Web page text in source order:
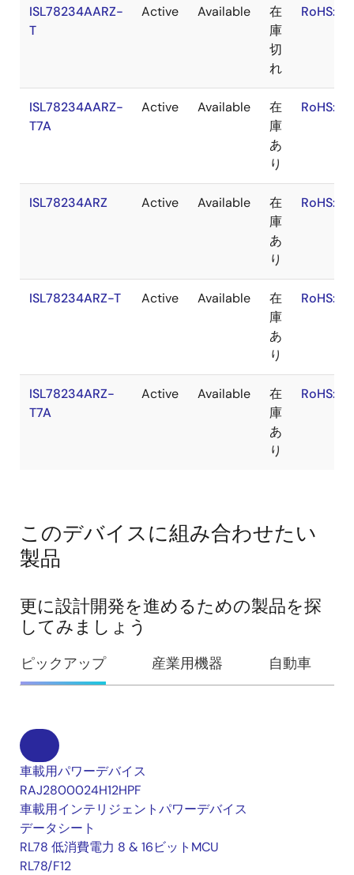
ISL78234AARZ-
T
Active Available
在
庫
切
れ
RoHS:EN
ISL78234AARZ-
T7A
Active Available
在
庫
あ
り
RoHS:EN
ISL78234ARZ Active Available
在
庫
あ
り
RoHS:EN
ISL78234ARZ-T Active Available
在
庫
あ
り
RoHS:EN
ISL78234ARZ-
T7A
Active Available
在
庫
あ
り
RoHS:EN
このデバイスに組み合わせたい
製品
更に設計開発を進めるための製品を探
してみましょう
ピックアップ 産業用機器 自動車
車載用パワーデバイス
RAJ2800024H12HPF
車載用インテリジェントパワーデバイス
データシート
RL78 低消費電力 8 & 16ビットMCU
RL78/F12